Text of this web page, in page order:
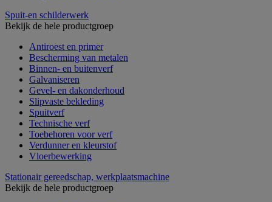
Spuit-en schilderwerk
Bekijk de hele productgroep
Antiroest en primer
Bescherming van metalen
Binnen- en buitenverf
Galvaniseren
Gevel- en dakonderhoud
Slipvaste bekleding
Spuitverf
Technische verf
Toebehoren voor verf
Verdunner en kleurstof
Vloerbewerking
Stationair gereedschap, werkplaatsmachine
Bekijk de hele productgroep